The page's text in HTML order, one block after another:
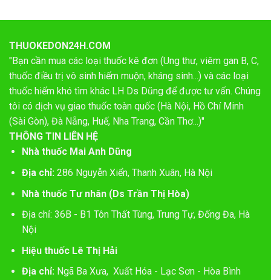
THUOKEDON24H.COM
"Bạn cần mua các loại thuốc kê đơn (Ung thư, viêm gan B, C,
thuốc điều trị vô sinh hiếm muộn, kháng sinh...) và các loại
thuốc hiếm khó tìm khác LH Ds Dũng để được tư vấn. Chúng
tôi có dịch vụ giao thuốc toàn quốc (Hà Nội, Hồ Chí Minh
(Sài Gòn), Đà Nẵng, Huế, Nha Trang, Cần Thơ...)"
THÔNG TIN LIÊN HỆ
Nhà thuốc Mai Anh Dũng
Địa chỉ:286 Nguyễn Xiển, Thanh Xuân, Hà Nội
Nhà thuốc Tư nhân (Ds Trần Thị Hòa)
Địa chỉ: 36B - B1 Tôn Thất Tùng, Trung Tự, Đống Đa, Hà
Nội
Hiệu thuốc Lê Thị Hải
Địa chỉ: Ngã Ba Xưa, Xuất Hóa - Lạc Sơn - Hòa Bình